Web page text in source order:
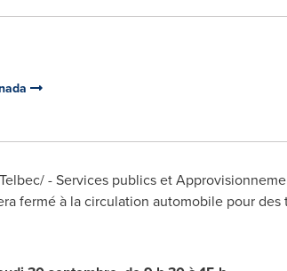
- Services publics et
fermé à la circulation automobile pour